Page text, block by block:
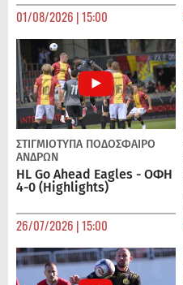
01/08/2026 | 15:00
ΣΤΙΓΜΙΟΤΥΠΑ ΠΟΔΌΣΦΑΙΡΟ
ΑΝΔΡΏΝ
HL Go Ahead Eagles - ΟΦΗ
4-0 (Highlights)
26/07/2026 | 15:00